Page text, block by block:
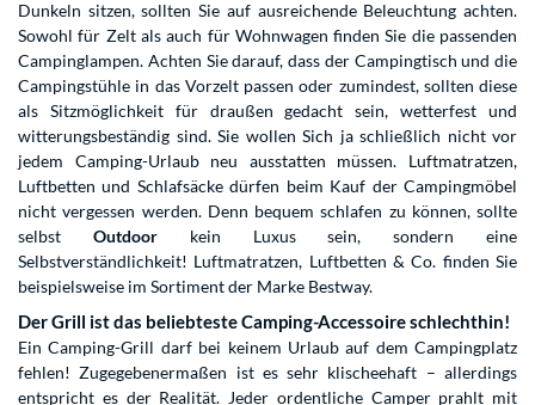
Dunkeln sitzen, sollten Sie auf ausreichende Beleuchtung achten.
Sowohl für Zelt als auch für Wohnwagen finden Sie die passenden
Campinglampen. Achten Sie darauf, dass der Campingtisch und die
Campingstühle in das Vorzelt passen oder zumindest, sollten diese
als Sitzmöglichkeit für draußen gedacht sein, wetterfest und
witterungsbeständig sind. Sie wollen Sich ja schließlich nicht vor
jedem Camping-Urlaub neu ausstatten müssen. Luftmatratzen,
Luftbetten und Schlafsäcke dürfen beim Kauf der Campingmöbel
nicht vergessen werden. Denn bequem schlafen zu können, sollte
selbst Outdoorkein Luxus sein, sondern eine
Selbstverständlichkeit! Luftmatratzen, Luftbetten & Co. finden Sie
beispielsweise im Sortiment der Marke Bestway.
Der Grill ist das beliebteste Camping-Accessoire schlechthin!
Ein Camping-Grill darf bei keinem Urlaub auf dem Campingplatz
fehlen! Zugegebenermaßen ist es sehr klischeehaft – allerdings
entspricht es der Realität. Jeder ordentliche Camper prahlt mit